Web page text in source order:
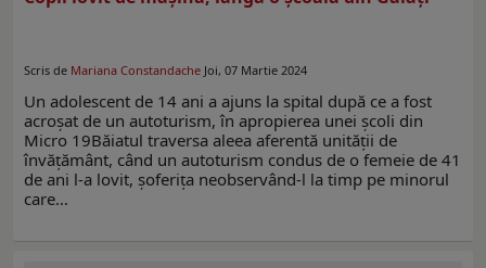
Scris de Mariana Constandache Joi, 07 Martie 2024
Un adolescent de 14 ani a ajuns la spital după ce a fost
acroșat de un autoturism, în apropierea unei școli din
Micro 19Băiatul traversa aleea aferentă unității de
învățământ, când un autoturism condus de o femeie de 41
de ani l-a lovit, șoferița neobservând-l la timp pe minorul
care…